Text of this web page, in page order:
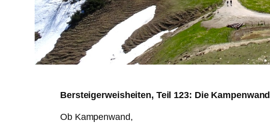
Bersteigerweisheiten, Teil 123: Die Kampenwand
Ob Kampenwand,